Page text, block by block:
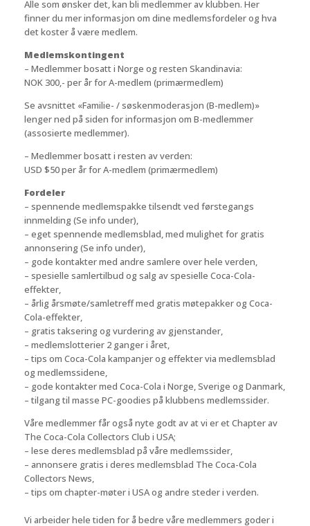
Alle som ønsker det, kan bli medlemmer av klubben. Her
finner du mer informasjon om dine medlemsfordeler og hva
det koster å være medlem.
Medlemskontingent
– Medlemmer bosatt i Norge og resten Skandinavia:
NOK 300,- per år for A-medlem (primærmedlem)
Se avsnittet «Familie- / søskenmoderasjon (B-medlem)»
lenger ned på siden for informasjon om B-medlemmer
(assosierte medlemmer).
– Medlemmer bosatt i resten av verden:
USD $50 per år for A-medlem (primærmedlem)
Fordeler
– spennende medlemspakke tilsendt ved førstegangs
innmelding (Se info under),
– eget spennende medlemsblad, med mulighet for gratis
annonsering (Se info under),
– gode kontakter med andre samlere over hele verden,
– spesielle samlertilbud og salg av spesielle Coca-Cola-
effekter,
– årlig årsmøte/samletreff med gratis møtepakker og Coca-
Cola-effekter,
– gratis taksering og vurdering av gjenstander,
– medlemslotterier 2 ganger i året,
– tips om Coca-Cola kampanjer og effekter via medlemsblad
og medlemssidene,
– gode kontakter med Coca-Cola i Norge, Sverige og Danmark,
– tilgang til masse PC-goodies på klubbens medlemssider.
Våre medlemmer får også nyte godt av at vi er et Chapter av
The Coca-Cola Collectors Club i USA;
– lese deres medlemsblad på våre medlemssider,
– annonsere gratis i deres medlemsblad The Coca-Cola
Collectors News,
– tips om chapter-møter i USA og andre steder i verden.
Vi arbeider hele tiden for å bedre våre medlemmers goder i